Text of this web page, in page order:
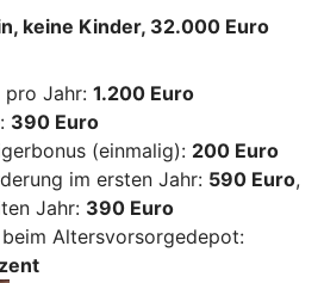
keine Kinder, 32.000 Euro
pro Jahr: 1.200 Euro
390 Euro
(einmalig): 200 Euro
im ersten Jahr: 590 Euro,
Jahr: 390 Euro
Altersvorsorgedepot: